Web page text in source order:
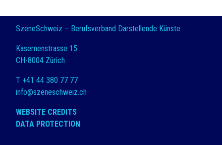
SzeneSchweiz – Berufsverband Darstellende Künste
Kasernenstrasse 15
CH-8004 Zürich
T +41 44 380 77 77
info@szeneschweiz.ch
WEBSITE CREDITS
DATA PROTECTION